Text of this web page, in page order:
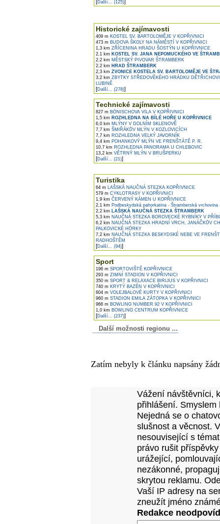
Další... (125)
Historické zajímavosti
409 m KOSTEL SV. BARTOLOMĚJE V KOPŘIVNICI
473 m BUDOVA ŠKOLY NA NÁMĚSTÍ V KOPŘIVNICI
1,3 km ZŘÍCENINA HRADU ŠOSTÝN U KOPŘIVNICE
2,1 km KOSTEL SV. JANA NEPOMUCKÉHO VE
2,2 km MĚSTSKÝ PIVOVAR ŠTRAMBERK
2,2 km HRAD ŠTRAMBERK
2,3 km ZVONICE KOSTELA SV. BARTOLOMĚJE VE
3,2 km ZBYTKY STŘEDOVĚKÉHO HRÁDKU
LUBINĚ
[Další... (278)]
Technické zajímavosti
827 m BÖNISCHOVA VILA V KOPŘIVNICI
1,5 km ROZHLEDNA NA BÍLÉ HOŘE U KOPŘIVNICE
6,0 km MLÝNY V DOLNÍM SKLENOVĚ
7,7 km ŠMIŘÁKŮV MLÝN V KOZLOVICÍCH
7,7 km ROZHLEDNA VELKÝ JAVORNÍK
9,4 km POHANKOVÝ MLÝN VE FRENŠTÁTĚ P. R.
10,7 km ROZHLEDNA PANORAMA U CHLEBOVIC
13,2 km VĚTRNÝ MLÝN V BRUŠPERKU
[Další... (21)]
Turistika
64 m LAŠSKÁ NAUČNÁ STEZKA KOPŘIVNICE
579 m CYKLOTRASY V KOPŘIVNICI
1,9 km ČERVENÝ KÁMEN U KOPŘIVNICE
2,1 km Podbeskydská pahorkatina - Štramberská vrchovina
2,2 km LAŠSKÁ NAUČNÁ STEZKA ŠTRAMBERK
5,3 km NAUČNÁ STEZKA BOROVECKÉ RYBNÍKY V
6,2 km NAUČNÁ STEZKA HRADNÍ VRCH, JANÁČKŮV
PALKOVICKÉ HŮRKY
7,2 km NAUČNÁ STEZKA BESKYDSKÉ NEBE VE
RADHOŠTĚM
[Další... (94)]
Sport
196 m SPORTOVIŠTĚ KOPŘIVNICE
293 m ZIMNÍ STADION V KOPŘIVNICI
350 m SPORT & RELAXACE BIRIJUS V KOPŘIVNICI
740 m KRYTÝ BAZÉN V KOPŘIVNICI
804 m VOLEJBALOVÉ KURTY V KOPŘIVNICI
960 m STADION EMILA ZÁTOPKA V KOPŘIVNICI
966 m BOWLING NUMBER 92 V KOPŘIVNICI
1,0 km BOWLING CENTRUM KOPŘIVNICE
[Další... (237)]
Další možnosti regionu ...
Zatím nebyly k článku napsány
Vážení návštěvníci,
přihlášení.
Nejedná se o
slušnost a věcnost.
nesouvisející s
právo rušit
urážející,
nezákonné,
skrytou reklamu.
Vaší IP adresy na
zneužít jméno
Redakce